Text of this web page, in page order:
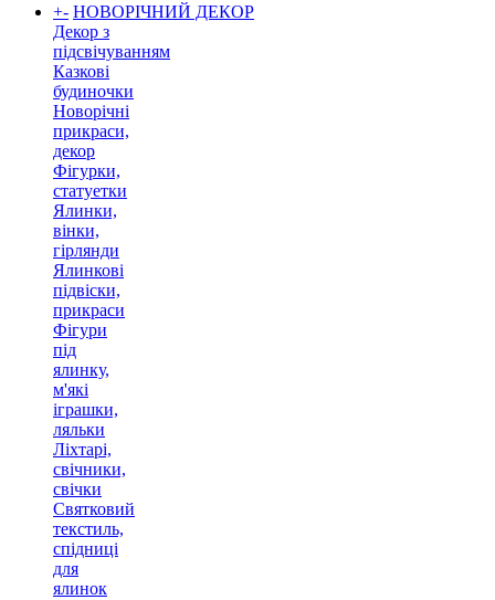
+- НОВОРІЧНИЙ ДЕКОР
Декор з
підсвічуванням
Казкові
будиночки
Новорічні
прикраси,
декор
Фігурки,
статуетки
Ялинки,
вінки,
гірлянди
Ялинкові
підвіски,
прикраси
Фігури
під
ялинку,
м'які
іграшки,
ляльки
Ліхтарі,
свічники,
свічки
Святковий
текстиль,
спідниці
для
ялинок